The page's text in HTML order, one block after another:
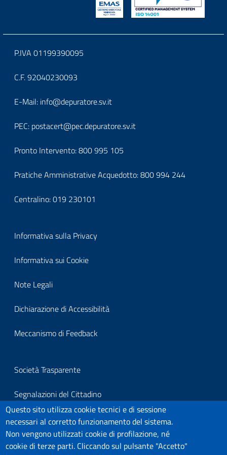
Block
it-
block-
footerindirizzo
P.IVA 01199390095
C.F. 92040230093
Block
it-
block-
footercontatti
E-Mail: info@depuratore.sv.it
PEC: postacert@pec.depuratore.sv.it
Pronto Intervento:800 995 105
Pratiche Amministrative Acquedotto:800 994 244
Centralino:019 230101
Block
it-
block-
footerprivacy
Informativa sulla Privacy
Informativa sui Cookie
Note Legali
Dichiarazione di Accessibilità
Meccanismo di Feedback
Block
it-
block-
footersegnalazioni
Società Trasparente
Segnalazioni del Cittadino
Per segnalazioni all'Organo Di Vigilanza
Link Utili
Questo sito utilizza cookie tecnici e di sessione
necessari al corretto funzionamento del sistema.
Non vengono utilizzati cookie di profilazione, né
cookie di terze parti. Cliccando sul pulsante "Accetto"